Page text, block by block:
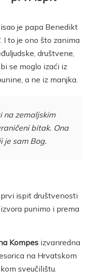
je papa Benedikt
I to je ono što zanima
društvene,
se moglo izaći iz
a ne iz manjka.
na zemaljskim
bitak. Ona
je sam Bog.
ispit društvenosti
punimo i prema
Kompes izvanredna
na Hrvatskom
sveučilištu.